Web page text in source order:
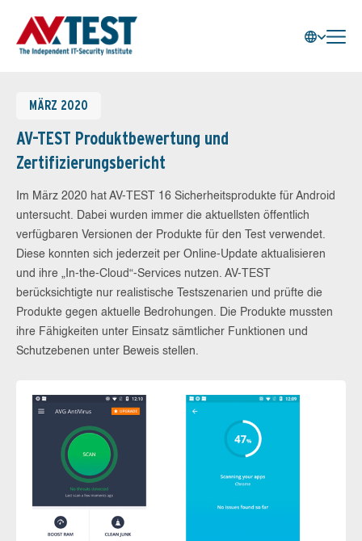
MÄRZ 2020
AV-TEST Produktbewertung und
Zertifizierungsbericht
Im März 2020 hat AV-TEST 16 Sicherheitsprodukte für Android
untersucht. Dabei wurden immer die aktuellsten öffentlich
verfügbaren Versionen der Produkte für den Test verwendet.
Diese konnten sich jederzeit per Online-Update aktualisieren
und ihre „In-the-Cloud“-Services nutzen. AV-TEST
berücksichtigte nur realistische Testszenarien und prüfte die
Produkte gegen aktuelle Bedrohungen. Die Produkte mussten
ihre Fähigkeiten unter Einsatz sämtlicher Funktionen und
Schutzebenen unter Beweis stellen.